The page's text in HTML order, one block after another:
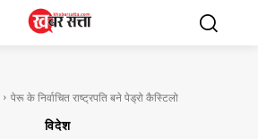
पेरू के निर्वाचित राष्ट्रपति बने पेड्रो कैस्टिलो
विदेश